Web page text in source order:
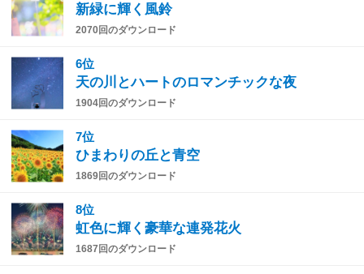
新緑に輝く風鈴
2070回のダウンロード
6位
天の川とハートのロマンチックな夜
1904回のダウンロード
7位
ひまわりの丘と青空
1869回のダウンロード
8位
虹色に輝く豪華な連発花火
1687回のダウンロード